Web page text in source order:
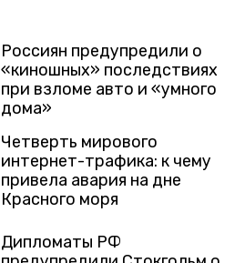
Россиян предупредили о
«киношных» последствиях
при взломе авто и «умного
дома»
Четверть мирового
интернет-трафика: к чему
привела авария на дне
Красного моря
Дипломаты РФ